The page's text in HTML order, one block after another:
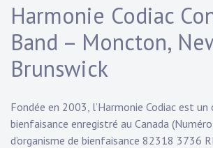
Harmonie Codiac
Band – Moncton,
Brunswick
Fondée en 2003, l’Harmonie Codiac est un
bienfaisance enregistré au Canada (Numéro
d’organisme de bienfaisance 82318 3736